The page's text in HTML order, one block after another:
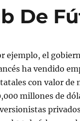
De
ejemplo, el
ha vendido
con valor de
millones de